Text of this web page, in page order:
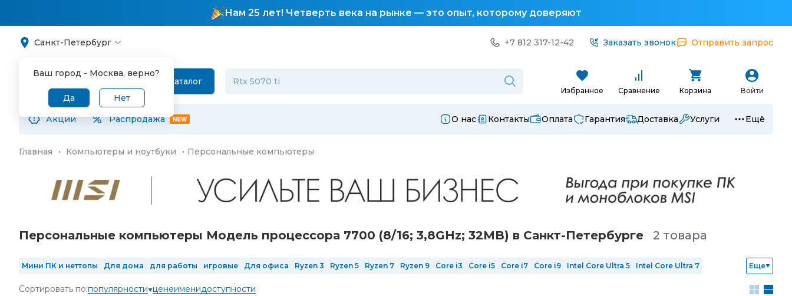
Нам 25 лет! Четверть века на рынке — это опыт, которому доверяют
Санкт-Петербург
Ваш город - Москва, верно?
Да Нет
+7 812 317-12-42 Заказать звонок Отправить запрос
Каталог
Избранное Сравнение Корзина Войти
Акции Распродажа О нас Контакты Оплата Гарантия Доставка Услуги Ещё
Главная · Компьютеры и ноутбуки · Персональные компьютеры
Персональные компьютеры Модель процессора 7700 (8/16; 3,8GHz; 32MB) в Санкт-Петербургe 2 товара
Мини ПК и неттопы Для дома для работы игровые Для офиса Ryzen 3 Ryzen 5 Ryzen 7 Ryzen 9 Core i3 Core i5 Core i7 Core i9 Intel Core Ultra 5
Intel Core Ultra 7
Еще
Сортировать по:популярности ценеименидоступности